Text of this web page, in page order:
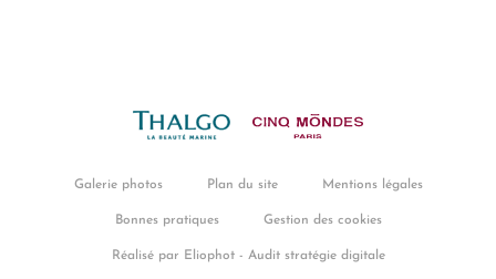
Galerie photos Plan du site Mentions légales
Bonnes pratiques Gestion des cookies
Réalisé par Eliophot - Audit stratégie digitale